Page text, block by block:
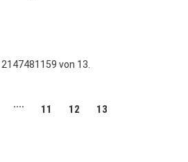
von 13.
.... 11 12 13